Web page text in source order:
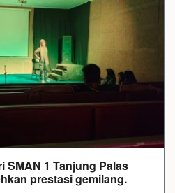
SMAN 1 Tanjung Palas
prestasi gemilang.